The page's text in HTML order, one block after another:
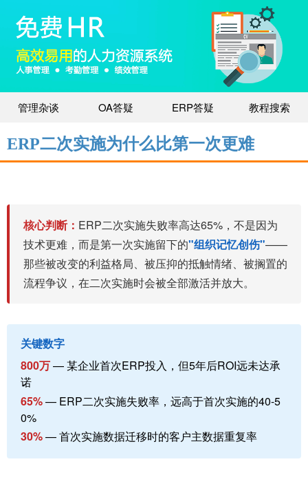
管理杂谈 OA答疑 ERP答疑 教程搜索
ERP二次实施为什么比第一次更难
核心判断： ERP二次实施失败率高达65%，不是因为
技术更难，而是第一次实施留下的"组织记忆创伤"——
那些被改变的利益格局、被压抑的抵触情绪、被搁置的
流程争议，在二次实施时会被全部激活并放大。
关键数字
800万— 某企业首次ERP投入，但5年后ROI远未达承
诺
65%— ERP二次实施失败率，远高于首次实施的40-5
0%
30%— 首次实施数据迁移时的客户主数据重复率